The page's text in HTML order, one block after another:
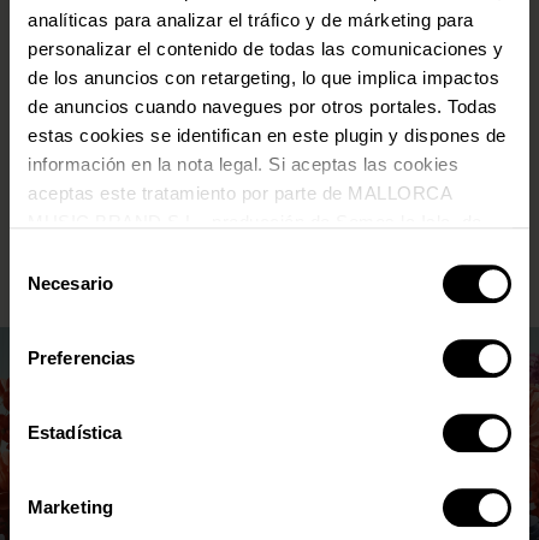
analíticas para analizar el tráfico y de márketing para
personalizar el contenido de todas las comunicaciones y
de los anuncios con retargeting, lo que implica impactos
de anuncios cuando navegues por otros portales. Todas
estas cookies se identifican en este plugin y dispones de
información en la nota legal. Si aceptas las cookies
aceptas este tratamiento por parte de MALLORCA
nuestra Política de Inteligencia Artificial.
Necesario
Preferencias
Estadística
Marketing
especials, descomptes únics i moltes més
avantatges
CORREU ELECTRÒNIC*
*Requerit
ACCEPTO QUE MALLORCA MUSIC BRAND TRACTI LES
MEVES DADES PERSONALS D’ACORD AMB LA
POLÍTICA DE PRIVACITAT . Pots donar-te de baixa o